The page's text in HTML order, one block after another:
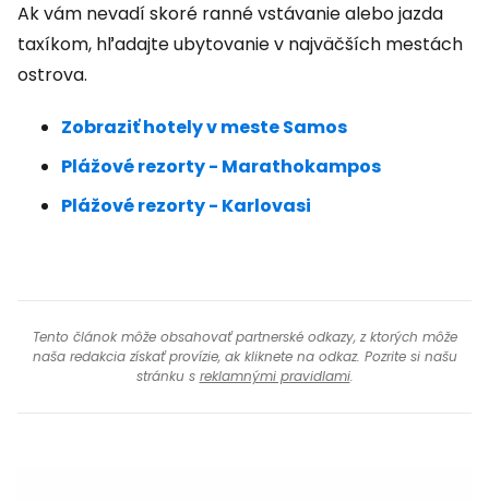
Ak vám nevadí skoré ranné vstávanie alebo jazda
taxíkom, hľadajte ubytovanie v najväčších mestách
ostrova.
Zobraziť hotely v meste Samos
Plážové rezorty- Marathokampos
Plážové rezorty - Karlovasi
Tento článok môže obsahovať partnerské odkazy, z ktorých môže
naša redakcia získať provízie, ak kliknete na odkaz. Pozrite si našu
stránku s reklamnými pravidlami.